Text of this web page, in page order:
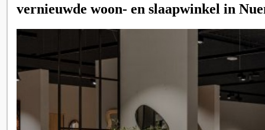
vernieuwde woon- en slaapwinkel in